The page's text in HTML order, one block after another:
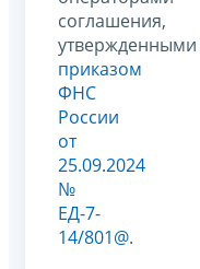
соглашения,
утвержденными
приказом
ФНС
России
от
25.09.2024
№
ЕД-7-
14/801@.